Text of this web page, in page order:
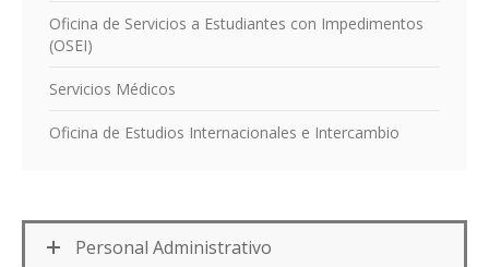
Oficina de Servicios a Estudiantes con Impedimentos
(OSEI)
Servicios Médicos
Oficina de Estudios Internacionales e Intercambio
Personal Administrativo